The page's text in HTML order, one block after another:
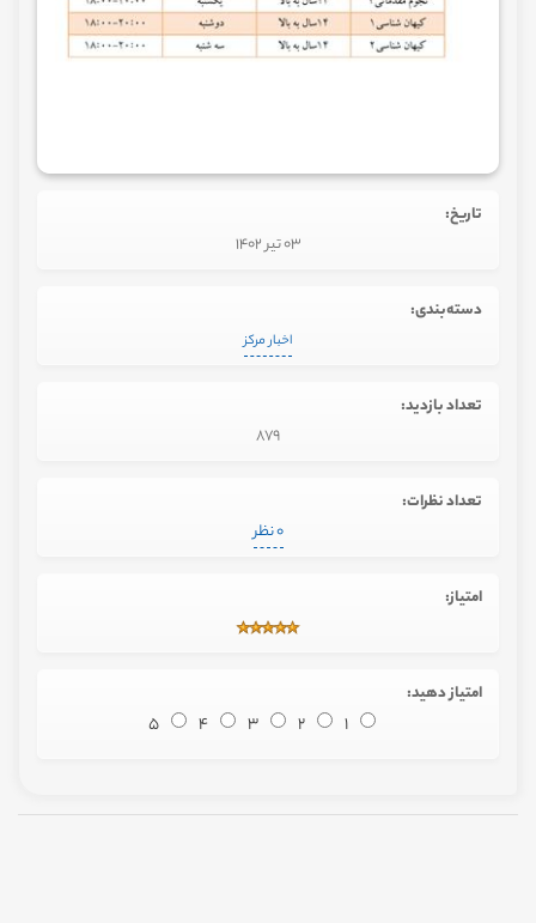
تاریخ:
03 تیر 1402
دسته‌بندی:
اخبار مرکز
تعداد بازدید:
879
تعداد نظرات:
0 نظر
امتیاز:
امتیاز دهید:
1
2
3
4
5